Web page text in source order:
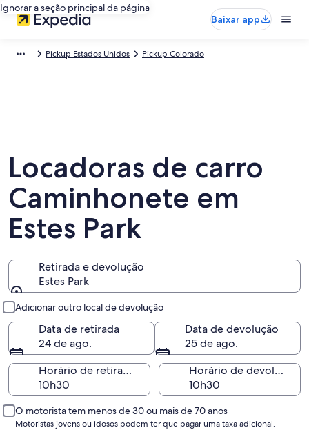
Ignorar a seção principal da página
Baixar app
Pickup Estados Unidos Pickup Colorado
Locadoras de carro
Caminhonete em
Estes Park
Retirada e devolução
Estes Park
Adicionar outro local de devolução
Data de retirada
24 de ago.
Data de devolução
25 de ago.
Horário de retirada
Horário de devolução
O motorista tem menos de 30 ou mais de 70 anos
Motoristas jovens ou idosos podem ter que pagar uma taxa adicional.